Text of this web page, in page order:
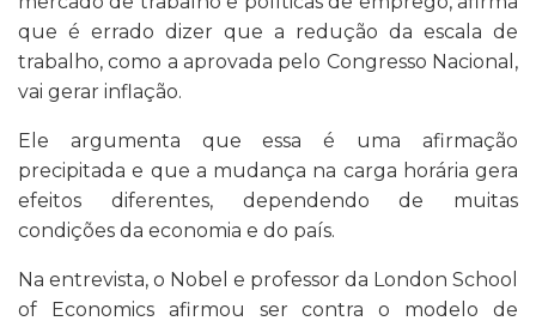
que é errado dizer que a redução da escala de
trabalho, como a aprovada pelo Congresso Nacional,
vai gerar inflação.
Ele argumenta que essa é uma afirmação
precipitada e que a mudança na carga horária gera
efeitos diferentes, dependendo de muitas
condições da economia e do país.
Na entrevista, o Nobel e professor da London School
of Economics afirmou ser contra o modelo de